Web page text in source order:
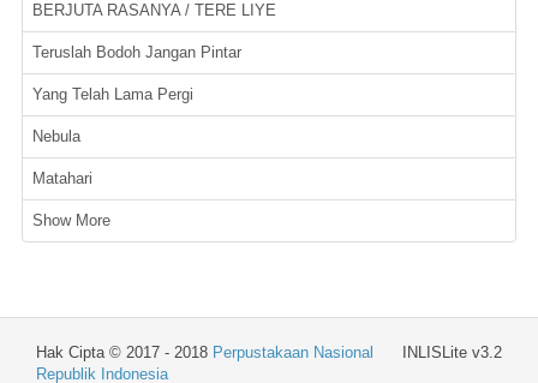
BERJUTA RASANYA / TERE LIYE
Teruslah Bodoh Jangan Pintar
Yang Telah Lama Pergi
Nebula
Matahari
Show More
INLISLite v3.2
Hak Cipta © 2017 - 2018 Perpustakaan Nasional
Republik Indonesia